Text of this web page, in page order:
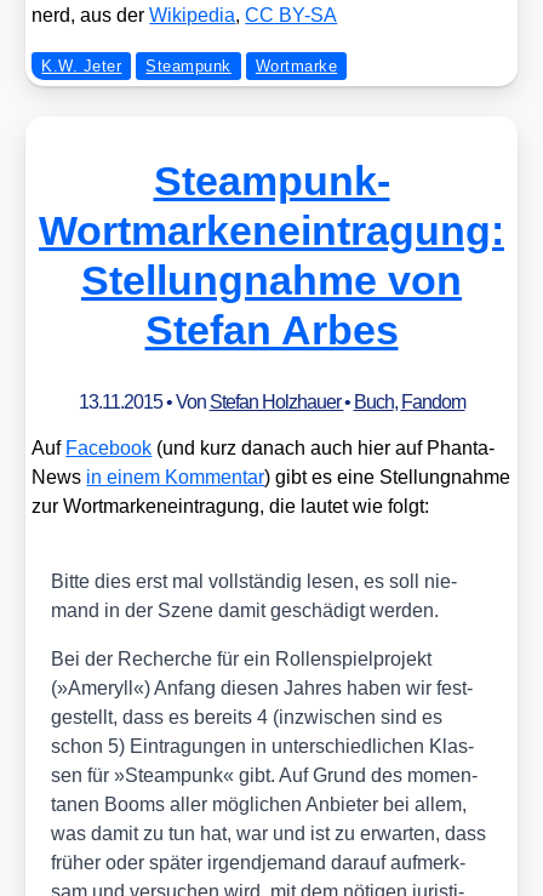
nerd, aus derWiki­pe­dia,CC BY-SA
K.W. Jeter Steampunk Wortmarke
Steampunk-
Wortmarkeneintragung:
Stellungnahme von
Stefan Arbes
13.11.2015• Von Stefan Holzhauer• Buch, Fandom
Auf Face­book (und kurz danach auch hier auf Phan­ta­
News in einem Kom­men­tar) gibt es eine Stel­lung­nah­me
zur Wort­mar­ken­ein­tra­gung, die lau­tet wie folgt:
Bit­te dies erst mal voll­stän­dig lesen, es soll nie­
mand in der Sze­ne damit geschä­digt wer­den.
Bei der Recher­che für ein Rol­len­spiel­pro­jekt
(»Ame­ryll«) Anfang die­sen Jah­res haben wir fest­
ge­stellt, dass es bereits 4 (inzwi­schen sind es
schon 5) Ein­tra­gun­gen in unter­schied­li­chen Klas­
sen für »Steam­punk« gibt. Auf Grund des momen­
ta­nen Booms aller mög­li­chen Anbie­ter bei allem,
was damit zu tun hat, war und ist zu erwar­ten, dass
frü­her oder spä­ter irgend­je­mand dar­auf auf­merk­
sam und ver­su­chen wird, mit dem nöti­gen juris­ti­